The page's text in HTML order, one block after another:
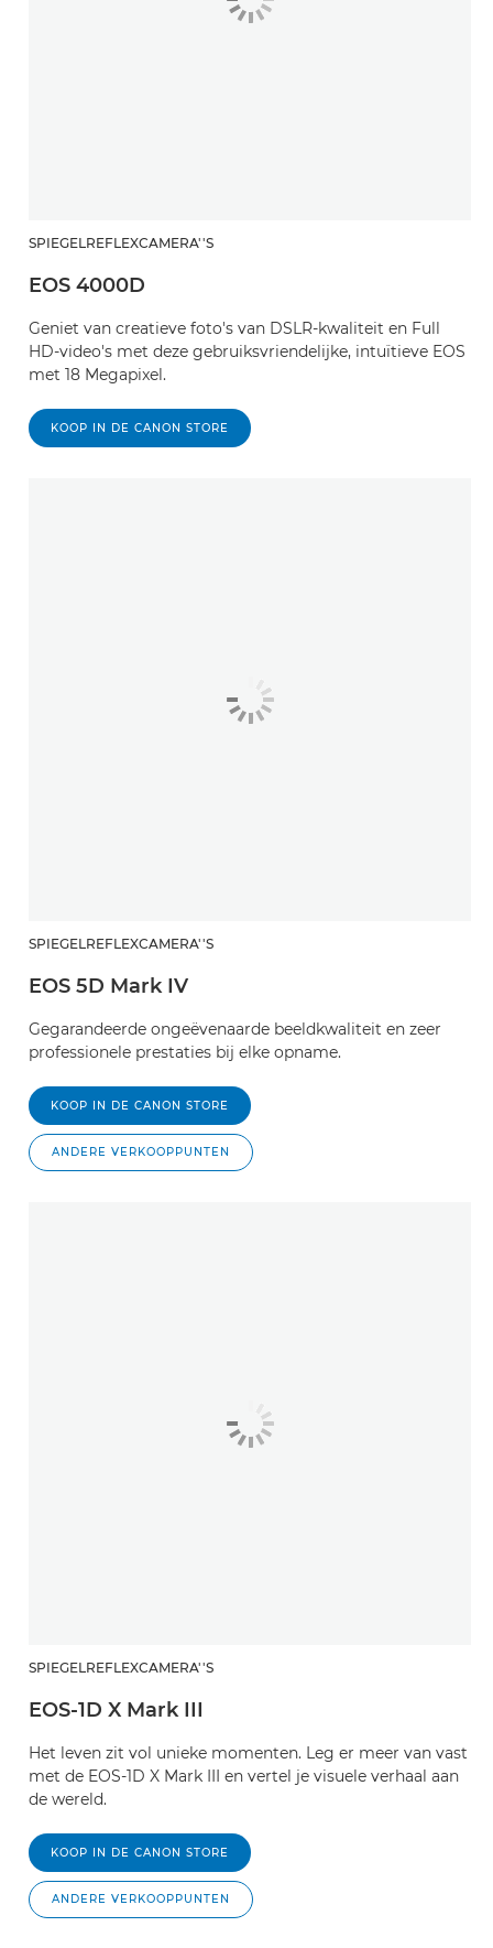
SPIEGELREFLEXCAMERA''S
EOS 4000D
Geniet van creatieve foto's van DSLR-kwaliteit en Full
HD-video's met deze gebruiksvriendelijke, intuïtieve EOS
met 18 Megapixel.
KOOP IN DE CANON STORE
SPIEGELREFLEXCAMERA''S
EOS 5D Mark IV
Gegarandeerde ongeëvenaarde beeldkwaliteit en zeer
professionele prestaties bij elke opname.
KOOP IN DE CANON STORE
ANDERE VERKOOPPUNTEN
SPIEGELREFLEXCAMERA''S
EOS-1D X Mark III
Het leven zit vol unieke momenten. Leg er meer van vast
met de EOS-1D X Mark III en vertel je visuele verhaal aan
de wereld.
KOOP IN DE CANON STORE
ANDERE VERKOOPPUNTEN